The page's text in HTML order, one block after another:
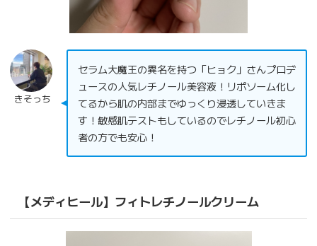
きそっち
セラム大魔王の異名を持つ「ヒョク」さんプロデ
ュースの人気レチノール美容液！リポソーム化し
てるから肌の内部までゆっくり浸透していきま
す！敏感肌テストもしているのでレチノール初心
者の方でも安心！
【メディヒール】フィトレチノールクリーム